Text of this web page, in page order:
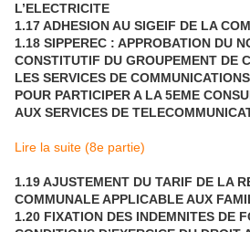
L’ELECTRICITE
1.17 ADHESION AU SIGEIF DE LA
1.18 SIPPEREC : APPROBATION DU
CONSTITUTIF DU GROUPEMENT DE
LES SERVICES DE
POUR PARTICIPER A LA 5EME
AUX SERVICES DE
Lire la suite (8e partie)
1.19 AJUSTEMENT DU TARIF DE LA
COMMUNALE APPLICABLE AUX
1.20 FIXATION DES INDEMNITES DE